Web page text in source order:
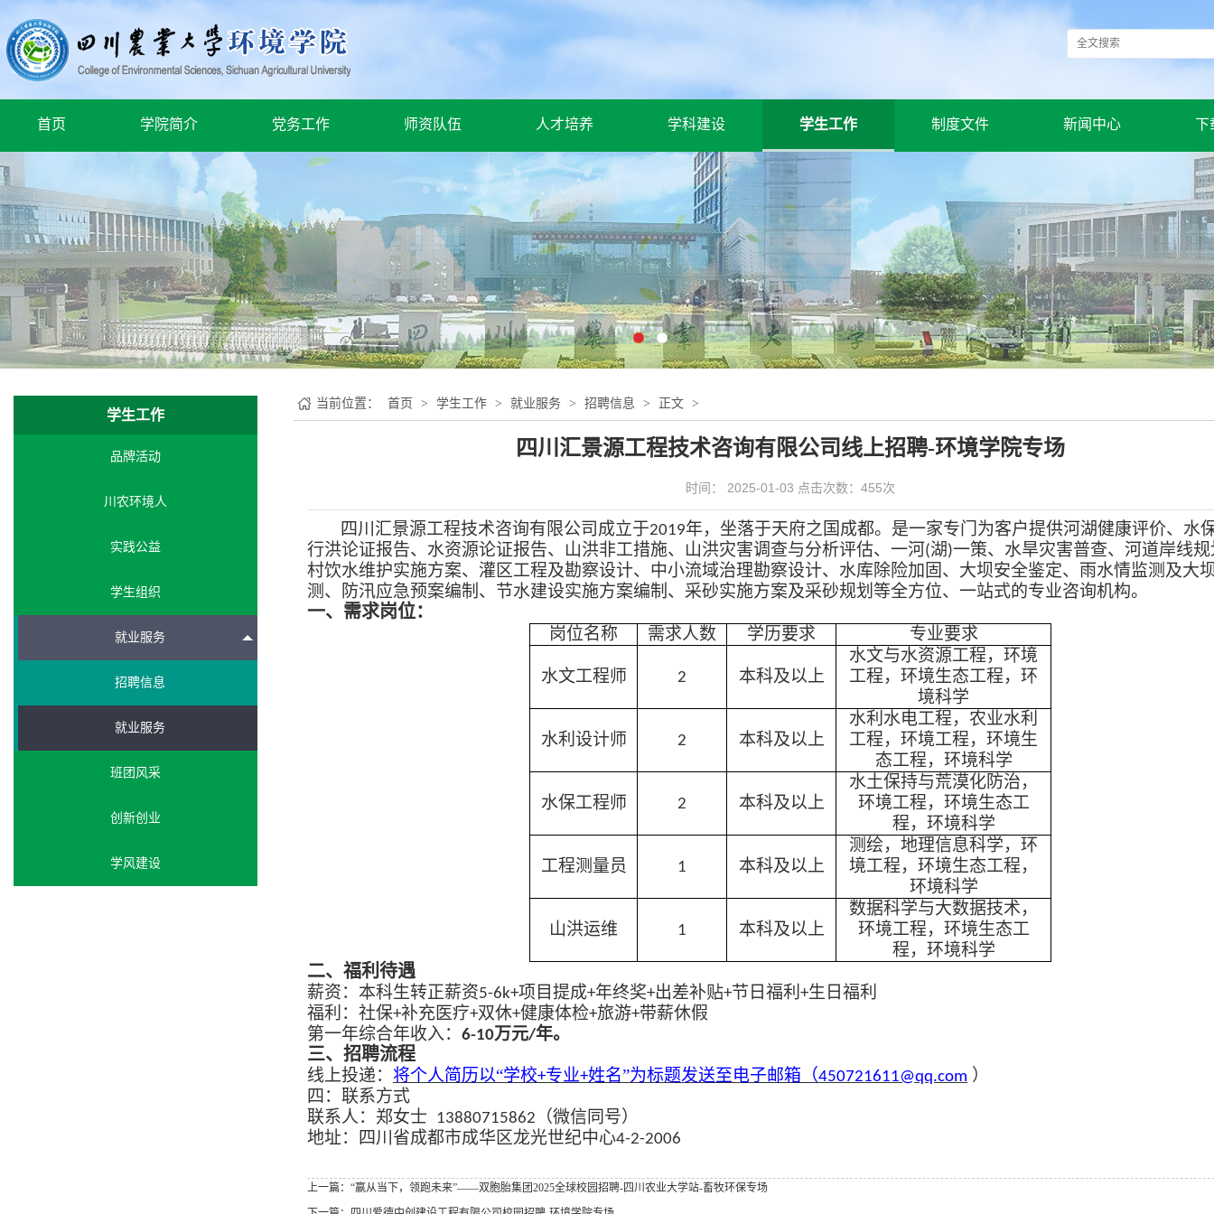
首页 学院简介 党务工作 师资队伍 人才培养 学科建设 学生工作 制度文件 新闻中心 下
学生工作
品牌活动
川农环境人
实践公益
学生组织
就业服务
招聘信息
就业服务
班团风采
创新创业
学风建设
当前位置： 首页 > 学生工作 > 就业服务 > 招聘信息 > 正文 >
四川汇景源工程技术咨询有限公司线上招聘-环境学院专场
时间： 2025-01-03 点击次数： 455次
四川汇景源工程技术咨询有限公司 成立于2019年，坐落于天府之国成都。 是一家专门为客户提供河湖健康评价、水
行洪论证报告、水资源论证报告、山洪非工措施、山洪灾害调查与分析评估、一河 (湖)一策、水旱灾害普查、河道岸线
村饮水维护实施方案、灌区工程及勘察设计、中小流域治理勘察设计、水库除险加固、大坝安全鉴定、雨水情监测及大
测、防汛应急预案编制、节水建设实施方案编制、采砂实施方案及采砂规划等全方位、一站式的专业咨询机构。
一、需求岗位：
岗位名称 需求人数 学历要求 专业要求
水文工程师 2 本科及以上
水文与水资源工程，环境
工程，环境生态工程，环
境科学
水利设计师 2 本科及以上
水利水电工程，农业水利
工程， 环境工程，环境生
态工程，环境科学
水保工程师 2 本科及以上
水土保持与荒漠化防治，
环境工程，环境生态工
程，环境科学
工程测量员 1 本科及以上
测绘，地理信息科学， 环
境工程，环境生态工程，
环境科学
山洪运维 1 本科及以上
数据科学与大数据技术，
环境工程，环境生态工
程，环境科学
二、福利待遇
薪资：本科生转正薪资5-6k+项目提成+年终奖+出差补贴+节日福利 +生日福利
福利：社保+补充医疗+双休+健康体检+旅游+带薪休假
第一年综合年收入： 6-10万元/年。
三、 招聘流程
线上投递： 将个人简历以“学校+专业+姓名”为标题发送至电子邮箱（450721611@qq.com ）
四：联系方式
联系人：郑女士
13880715862
（微信同号）
地址：四川省成都市成华区龙光世纪中心4-2-2006
上一篇：“赢从当下，领跑未来”——双胞胎集团2025全球校园招聘-四川农业大学站-畜牧环保专场